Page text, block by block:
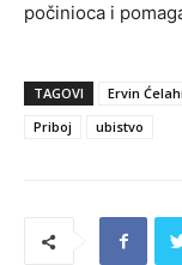
počinioca i
TAGOVI Ervin
Priboj
ubistvo